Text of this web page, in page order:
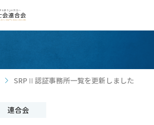
>
SRPⅡ認証事務所一覧を更新しました
連合会